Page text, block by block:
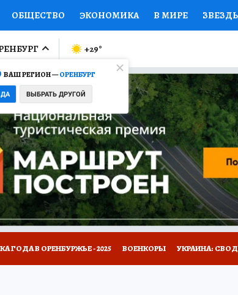
ОБЩЕСТВО ЭКОНОМИКА В МИРЕ
ПРОИСШЕСТВИЯ НАЦИОНАЛЬНЫЕ
МИР Я ЗНАЮ СЕМЬЯ ЖЕНСКИЕ
СЕРИАЛЫ СПЕЦПРОЕКТЫ
КОЛЛЕКЦИИ КОНКУРСЫ РАБОТА У НАС
ВАШ РЕГИОН —ОРЕНБУРГ
ДА ВЫБРАТЬ ДРУГОЙ
+29°
ГОДА В ОРЕНБУРЖЬЕ - 2025 ВОЕНКОРЫ УКРАИНА: